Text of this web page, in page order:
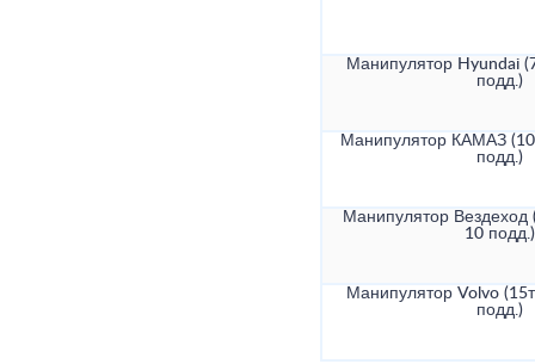
Манипулятор Hyundai
подд.)
Манипулятор КАМАЗ
подд.)
Манипулятор Вездеход
10 подд.)
Манипулятор Volvo
подд.)